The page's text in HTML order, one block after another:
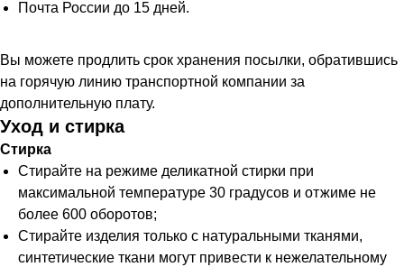
Почта России до 15 дней.
Вы можете продлить срок хранения посылки, обратившись
на горячую линию транспортной компании за
дополнительную плату.
Уход и стирка
Стирка
Стирайте на режиме деликатной стирки при
максимальной температуре 30 градусов и отжиме не
более 600 оборотов;
Стирайте изделия только с натуральными тканями,
синтетические ткани могут привести к нежелательному